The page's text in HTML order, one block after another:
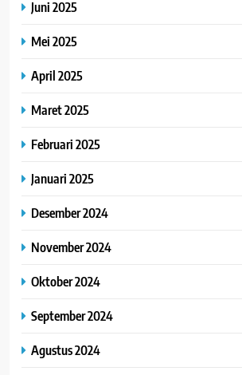
Juni 2025
Mei 2025
April 2025
Maret 2025
Februari 2025
Januari 2025
Desember 2024
November 2024
Oktober 2024
September 2024
Agustus 2024